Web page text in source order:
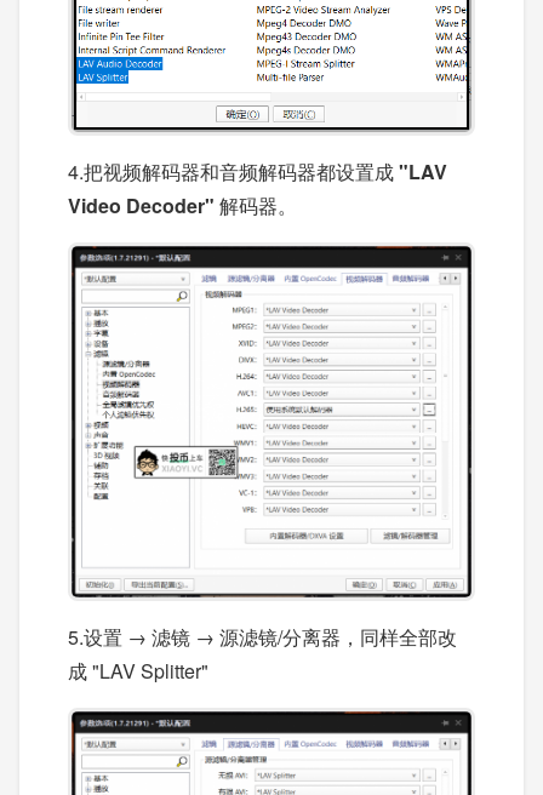
4.把视频解码器和音频解码器都设置成"LAV
Video Decoder" 解码器。
5.设置 → 滤镜 → 源滤镜/分离器，同样全部改
成 "LAV Splitter"